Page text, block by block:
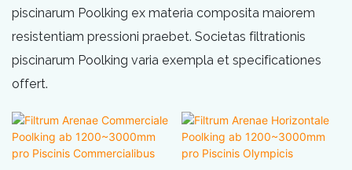
piscinarum Poolking ex materia composita maiorem
resistentiam pressioni praebet. Societas filtrationis
piscinarum Poolking varia exempla et specificationes
offert.